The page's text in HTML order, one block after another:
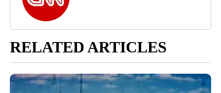
RELATED ARTICLES